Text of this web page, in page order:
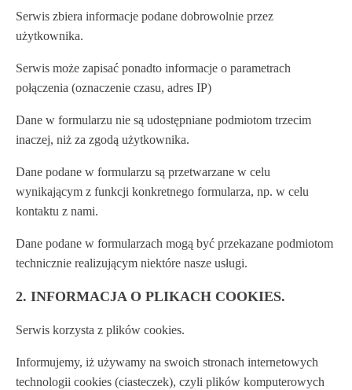
Serwis zbiera informacje podane dobrowolnie przez
użytkownika.
Serwis może zapisać ponadto informacje o parametrach
połączenia (oznaczenie czasu, adres IP)
Dane w formularzu nie są udostępniane podmiotom trzecim
inaczej, niż za zgodą użytkownika.
Dane podane w formularzu są przetwarzane w celu
wynikającym z funkcji konkretnego formularza, np. w celu
kontaktu z nami.
Dane podane w formularzach mogą być przekazane podmiotom
technicznie realizującym niektóre nasze usługi.
2. INFORMACJA O PLIKACH COOKIES.
Serwis korzysta z plików cookies.
Informujemy, iż używamy na swoich stronach internetowych
technologii cookies (ciasteczek), czyli plików komputerowych